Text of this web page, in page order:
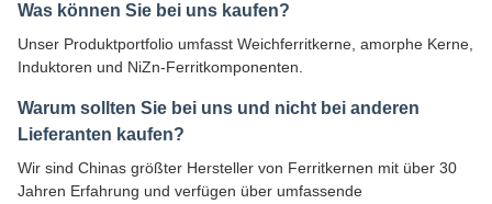
Was können Sie bei uns kaufen?
Unser Produktportfolio umfasst Weichferritkerne, amorphe Kerne,
Induktoren und NiZn-Ferritkomponenten.
Warum sollten Sie bei uns und nicht bei anderen
Lieferanten kaufen?
Wir sind Chinas größter Hersteller von Ferritkernen mit über 30
Jahren Erfahrung und verfügen über umfassende